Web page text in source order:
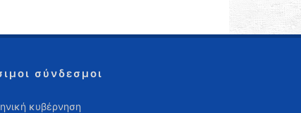
σύνδεσμοι
κυβέρνηση